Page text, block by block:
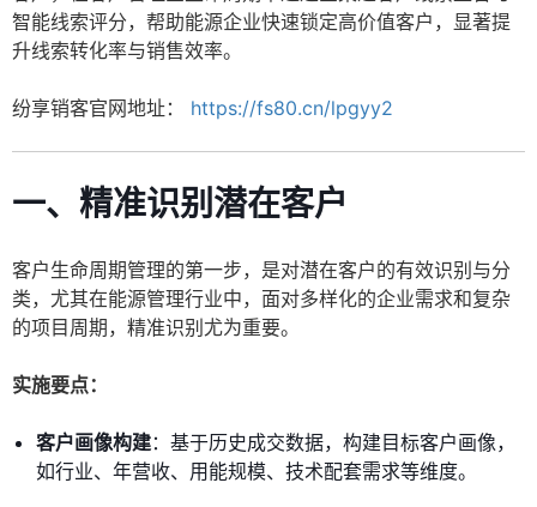
智能线索评分，帮助能源企业快速锁定高价值客户，显著提
升线索转化率与销售效率。
纷享销客官网地址： https://fs80.cn/lpgyy2
一、精准识别潜在客户
客户生命周期管理的第一步，是对潜在客户的有效识别与分
类，尤其在能源管理行业中，面对多样化的企业需求和复杂
的项目周期，精准识别尤为重要。
实施要点：
客户画像构建：基于历史成交数据，构建目标客户画像，
如行业、年营收、用能规模、技术配套需求等维度。